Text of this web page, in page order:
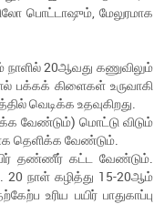
பொட்டாஷும், மேலுரமாக
20ஆவது கணுவிலும்
பக்கக் கிளைகள் உருவாகி
வெடிக்க உதவுகிறது.
வேண்டும்) மொட்டு விடும்
தெளிக்க வேண்டும்.
தண்ணீர் கட்ட வேண்டும்.
20 நாள் கழித்து 15-20ஆம்
உரிய பயிர் பாதுகாப்பு